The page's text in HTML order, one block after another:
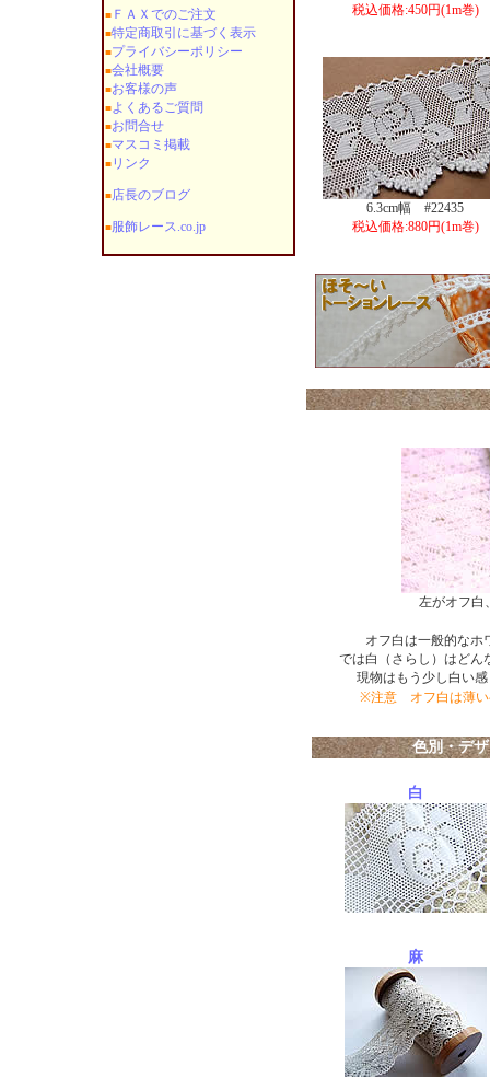
■ＦＡＸでのご注文
■特定商取引に基づく表示
■プライバシーポリシー
■会社概要
■お客様の声
■よくあるご質問
■お問合せ
■マスコミ掲載
■リンク
■店長のブログ
■服飾レース.co.jp
税込価格:450円(1m巻)
6.3cm幅 #22435
税込価格:880円(1m巻)
左がオフ白
オフ白は一般的なホ
では白（さらし）はどん
現物はもう少し白い
※注意 オフ白は薄い
色別・デ
白
麻